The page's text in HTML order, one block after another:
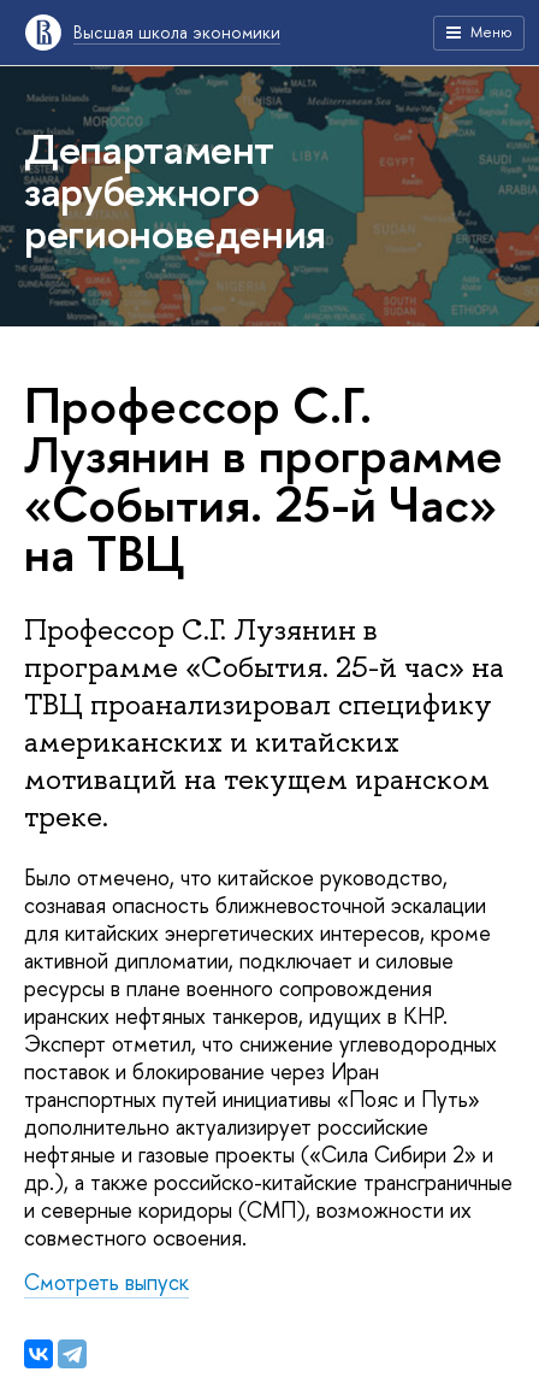
Высшая школа экономики Меню
Департамент
зарубежного
регионоведения
Профессор С.Г.
Лузянин в программе
«События. 25-й Час»
на ТВЦ
Профессор С.Г. Лузянин в
программе «События. 25-й час» на
ТВЦ проанализировал специфику
американских и китайских
мотиваций на текущем иранском
треке.
Было отмечено, что китайское руководство,
сознавая опасность ближневосточной эскалации
для китайских энергетических интересов, кроме
активной дипломатии, подключает и силовые
ресурсы в плане военного сопровождения
иранских нефтяных танкеров, идущих в КНР.
Эксперт отметил, что снижение углеводородных
поставок и блокирование через Иран
транспортных путей инициативы «Пояс и Путь»
дополнительно актуализирует российские
нефтяные и газовые проекты («Сила Сибири 2» и
др.), а также российско-китайские трансграничные
и северные коридоры (СМП), возможности их
совместного освоения.
Смотреть выпуск